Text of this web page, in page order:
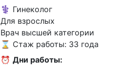
⚕️ Гинеколог
Для взрослых
Врач высшей категории
⌛ Стаж работы: 33 года
⏰ Дни работы: